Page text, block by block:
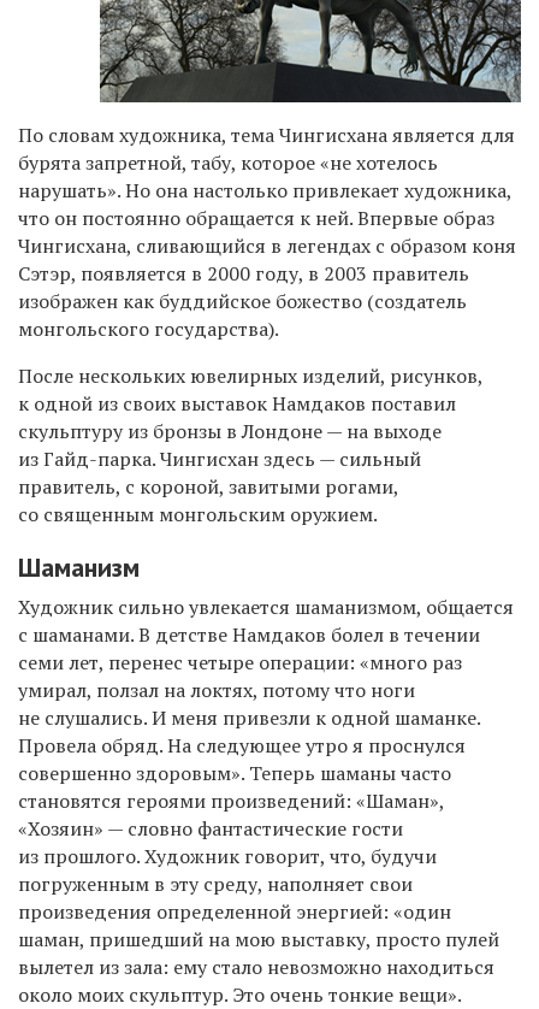
По словам художника, тема Чингисхана является для
бурята запретной, табу, которое «не хотелось
нарушать». Но она настолько привлекает художника,
что он постоянно обращается к ней. Впервые образ
Чингисхана, сливающийся в легендах с образом коня
Сэтэр, появляется в 2000 году, в 2003 правитель
изображен как буддийское божество (создатель
монгольского государства).
После нескольких ювелирных изделий, рисунков,
к одной из своих выставок Намдаков поставил
скульптуру из бронзы в Лондоне — на выходе
из Гайд-парка. Чингисхан здесь — сильный
правитель, с короной, завитыми рогами,
со священным монгольским оружием.
Шаманизм
Художник сильно увлекается шаманизмом, общается
с шаманами. В детстве Намдаков болел в течении
семи лет, перенес четыре операции: «много раз
умирал, ползал на локтях, потому что ноги
не слушались. И меня привезли к одной шаманке.
Провела обряд. На следующее утро я проснулся
совершенно здоровым». Теперь шаманы часто
становятся героями произведений: «Шаман»,
«Хозяин» — словно фантастические гости
из прошлого. Художник говорит, что, будучи
погруженным в эту среду, наполняет свои
произведения определенной энергией: «один
шаман, пришедший на мою выставку, просто пулей
вылетел из зала: ему стало невозможно находиться
около моих скульптур. Это очень тонкие вещи».